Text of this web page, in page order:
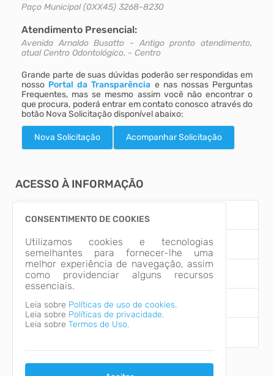
Paço Municipal (0XX45) 3268-8230
Atendimento Presencial:
Avenida Arnaldo Busatto - Antigo pronto atendimento,
atual Centro Odontológico. - Centro
Grande parte de suas dúvidas poderão ser respondidas em
nosso Portal da Transparência e nas nossas Perguntas
Frequentes, mas se mesmo assim você não encontrar o
que procura, poderá entrar em contato conosco através do
botão Nova Solicitação disponível abaixo:
Nova Solicitação Acompanhar Solicitação
Acesso à Informação
Nova Solicitação
Acompanhar sua Solicitação
Conheça aqui a lei
Estatísticas de Solicitações
Transparência Ativa
CONSENTIMENTO DE COOKIES
Utilizamos cookies e tecnologias
semelhantes para fornecer-lhe uma
melhor experiência de navegação, assim
como providenciar alguns recursos
essenciais.
Leia sobre Políticas de uso de cookies.
Leia sobre Políticas de privacidade.
Leia sobre Termos de Uso.